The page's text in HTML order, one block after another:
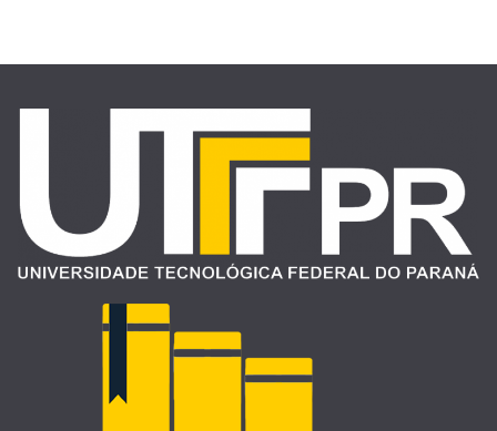
posts